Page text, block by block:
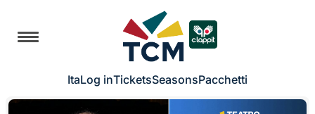
ItaLog inTicketsSeasonsPacchetti